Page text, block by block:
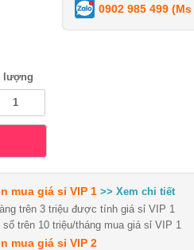
lượng
0902 985 499
mua giá sỉ VIP 1 >> Xem chi tiết
trên 3 triệu được tính giá sỉ VIP 1
số trên 10 triệu/tháng mua giá sỉ VIP 1
mua giá sỉ VIP 2